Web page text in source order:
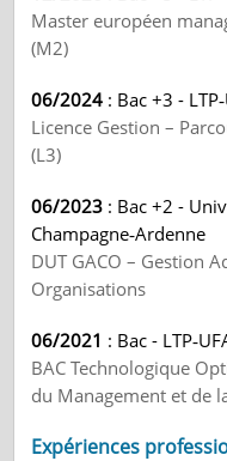
Master européen
(M2)
06/2024 : Bac +3 -
Licence Gestion –
(L3)
06/2023 : Bac +2 -
Champagne‑Ardenne
DUT GACO – Gestion
Organisations
06/2021 : Bac -
BAC Technologique
du Management et de
Expériences